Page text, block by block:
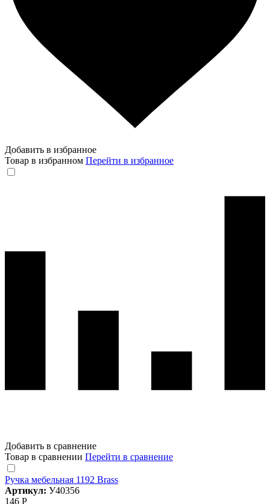
Добавить в избранное
Товар в избранном Перейти в избранное
Добавить в сравнение
Товар в сравнении Перейти в сравнение
Ручка мебельная 1192 Brass
Артикул: У40356
146 Р